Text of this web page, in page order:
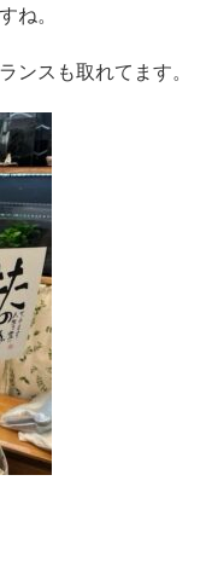
ね。
ンスも取れてます。